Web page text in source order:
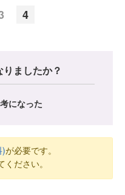
4
ましたか？
になった
)が必要です。
ください。